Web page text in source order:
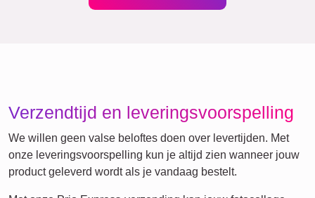
Getallen
Verjaardag Natuur